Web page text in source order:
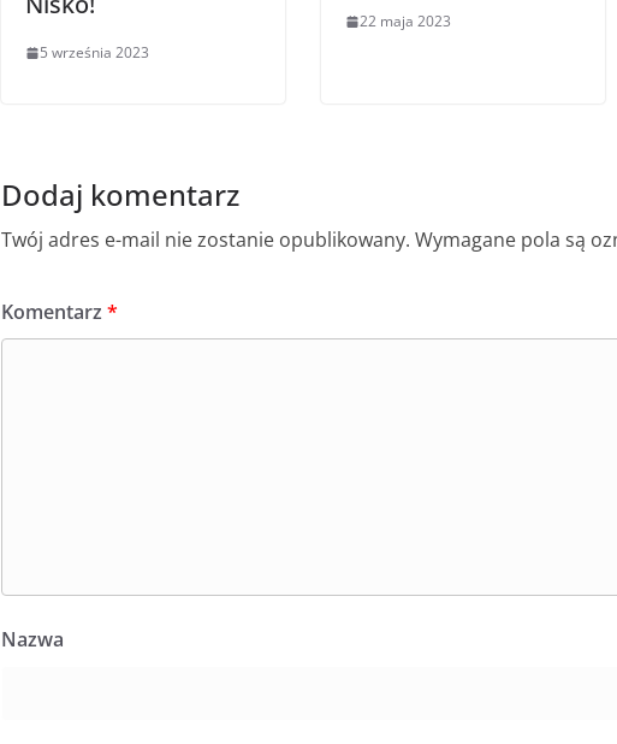
5 września 2023
22 maja 2023
Dodaj komentarz
Twój adres e-mail nie zostanie opublikowany. Wymagane pola są
Komentarz *
Nazwa